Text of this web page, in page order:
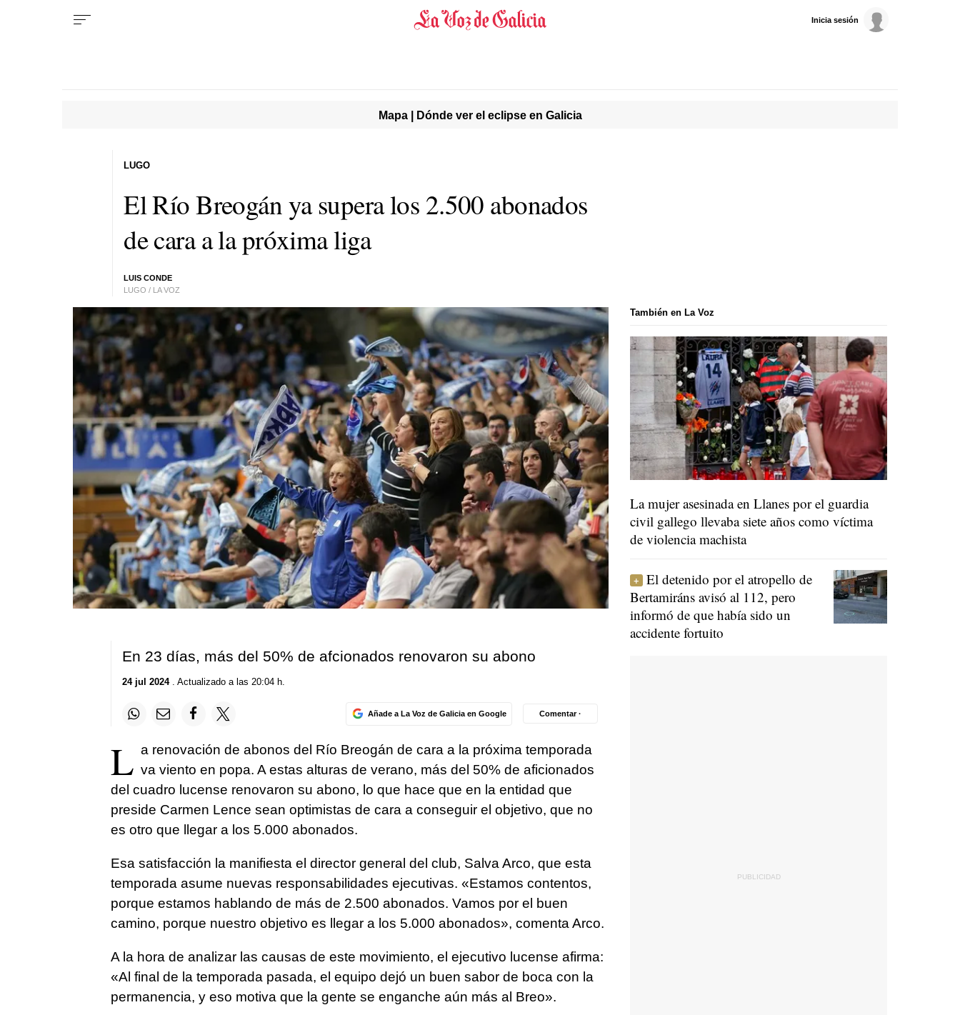
Inicia sesión
Mapa | Dónde ver el eclipse en Galicia
El Río Breogán ya supera los 2.500 abonados
de cara a la próxima liga
LUIS CONDE
LUGO / LA VOZ
LUGO
En 23 días, más del 50% de afcionados renovaron su abono
24 jul 2024. Actualizado a las 20:04 h.
Añade a La Voz de Galicia en Google Comentar ·
L a renovación de abonos del Río Breogán de cara a la próxima temporada
va viento en popa. A estas alturas de verano, más del 50% de aficionados
del cuadro lucense renovaron su abono, lo que hace que en la entidad que
preside Carmen Lence sean optimistas de cara a conseguir el objetivo, que no
es otro que llegar a los 5.000 abonados.
Esa satisfacción la manifiesta el director general del club, Salva Arco, que esta
temporada asume nuevas responsabilidades ejecutivas. «Estamos contentos,
porque estamos hablando de más de 2.500 abonados. Vamos por el buen
camino, porque nuestro objetivo es llegar a los 5.000 abonados», comenta Arco.
A la hora de analizar las causas de este movimiento, el ejecutivo lucense afirma:
«Al final de la temporada pasada, el equipo dejó un buen sabor de boca con la
permanencia, y eso motiva que la gente se enganche aún más al Breo».
También en La Voz
La mujer asesinada en Llanes por el guardia
civil gallego llevaba siete años como víctima
de violencia machista
El detenido por el atropello de
Bertamiráns avisó al 112, pero
informó de que había sido un
accidente fortuito